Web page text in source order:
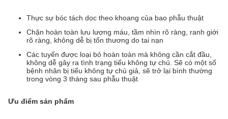
Thực sự bóc tách dọc theo khoang của bao phẫu thuật
Chặn hoàn toàn lưu lượng máu, tầm nhìn rõ ràng, ranh giới
rõ ràng, không dễ bị tổn thương do tai nạn
Các tuyến được loại bỏ hoàn toàn mà không cần cắt đầu,
không dễ gây ra tình trạng tiểu không tự chủ. Sẽ có một số
bệnh nhân bị tiểu không tự chủ giả, sẽ trở lại bình thường
trong vòng 3 tháng sau phẫu thuật
Ưu điểm sản phẩm